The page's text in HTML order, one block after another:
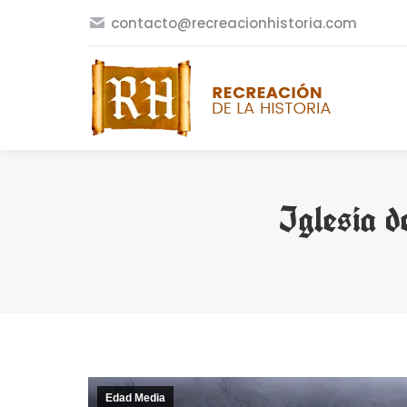
contacto@recreacionhistoria.com
Iglesia
Edad Media